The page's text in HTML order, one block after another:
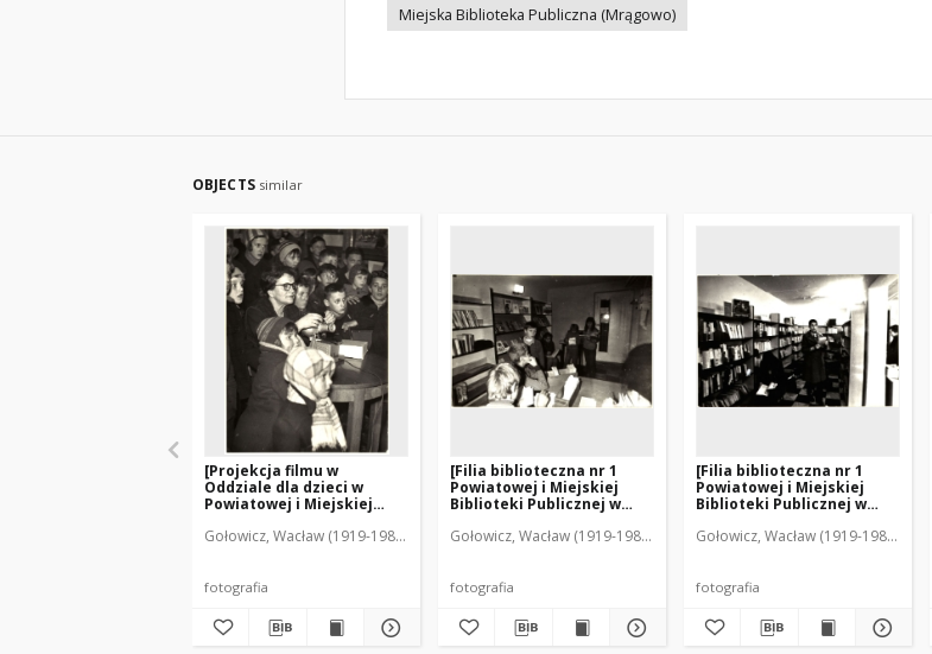
Miejska Biblioteka Publiczna (Mrągowo)
OBJECTS similar
[Projekcja filmu w
Oddziale dla dzieci w
Powiatowej i Miejskiej
Mrągowie 1963. 1]
Gołowicz, Wacław (1919-1983). Fot.
fotografia
[Filia biblioteczna nr 1
Powiatowej i Miejskiej
Biblioteki Publicznej w
Gołowicz, Wacław (1919-1983). Fot.
fotografia
[Filia biblioteczna nr 1
Powiatowej i Miejskiej
Biblioteki Publicznej w
Gołowicz, Wacław (1919-1983). Fot.
fotografia